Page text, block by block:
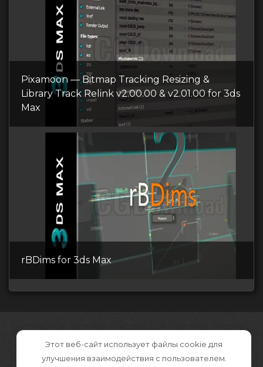
Pixamoon — Bitmap Tracking Resizing &
Library Track Relink v2.00.00 & v2.01.00 for 3ds
Max
rBDims for 3ds Max
Этот веб-сайт использует файлы cookie для
улучшения взаимодействия с пользователем.